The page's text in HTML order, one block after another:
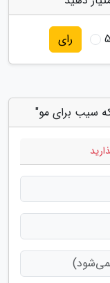
5 رای
سیب برای مو"